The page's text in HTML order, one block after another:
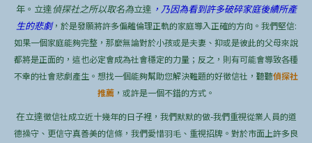
年。立達偵探社之所以取名為立達 ，乃因為看到許多破碎家庭後續所產
生的悲劇，於是發願將許多偏離倫理正軌的家庭導入正確的方向。我們堅信:
如果一個家庭能夠完整，那麼無論對於小孩或是夫妻、抑或是彼此的父母來說
都將是正面的，這也必定會成為社會穩定的力量；反之，則有可能會導致各種
不幸的社會悲劇產生。想找一個能夠幫助您解決難題的好徵信社，聽聽偵探社
推薦 ，或許是一個不錯的方式。
在立達徵信社成立近十幾年的日子裡，我們默默的做-我們重視從業人員的道
德操守、更信守真善美的信條，我們愛惜羽毛、重視招牌。對於市面上許多良